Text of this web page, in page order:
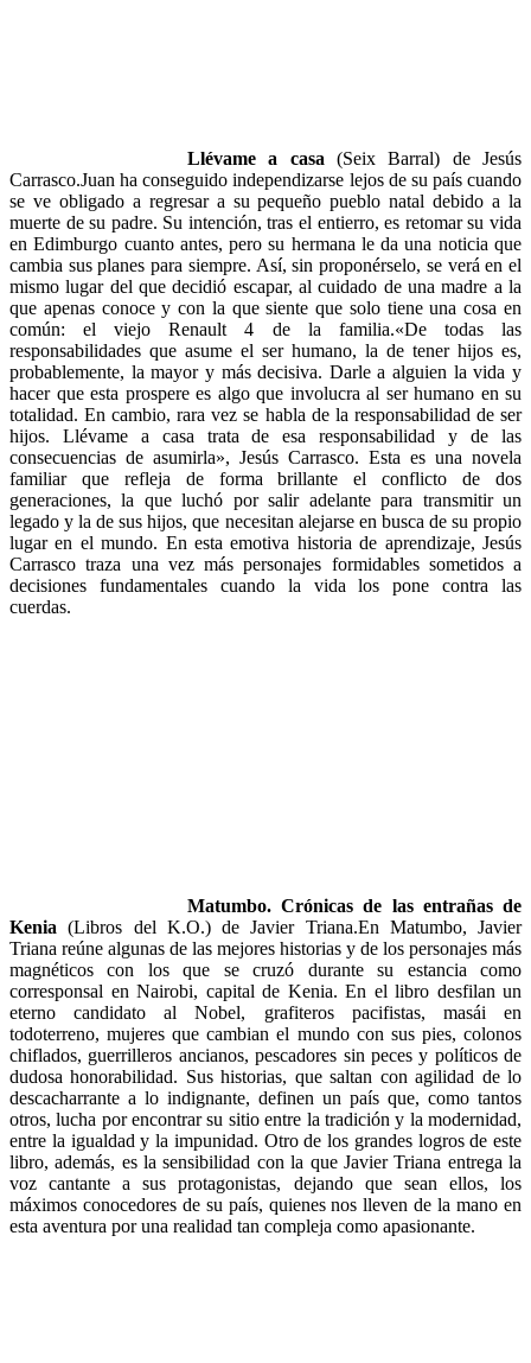
Llévame a casa (Seix Barral) de Jesús
Carrasco.Juan ha conseguido independizarse lejos de su país cuando
se ve obligado a regresar a su pequeño pueblo natal debido a la
muerte de su padre. Su intención, tras el entierro, es retomar su vida
en Edimburgo cuanto antes, pero su hermana le da una noticia que
cambia sus planes para siempre. Así, sin proponérselo, se verá en el
mismo lugar del que decidió escapar, al cuidado de una madre a la
que apenas conoce y con la que siente que solo tiene una cosa en
común: el viejo Renault 4 de la familia.«De todas las
responsabilidades que asume el ser humano, la de tener hijos es,
probablemente, la mayor y más decisiva. Darle a alguien la vida y
hacer que esta prospere es algo que involucra al ser humano en su
totalidad. En cambio, rara vez se habla de la responsabilidad de ser
hijos. Llévame a casa trata de esa responsabilidad y de las
consecuencias de asumirla», Jesús Carrasco. Esta es una novela
familiar que refleja de forma brillante el conflicto de dos
generaciones, la que luchó por salir adelante para transmitir un
legado y la de sus hijos, que necesitan alejarse en busca de su propio
lugar en el mundo. En esta emotiva historia de aprendizaje, Jesús
Carrasco traza una vez más personajes formidables sometidos a
decisiones fundamentales cuando la vida los pone contra las
cuerdas.
Matumbo. Crónicas de las entrañas de
Kenia (Libros del K.O.) de Javier Triana.En Matumbo, Javier
Triana reúne algunas de las mejores historias y de los personajes más
magnéticos con los que se cruzó durante su estancia como
corresponsal en Nairobi, capital de Kenia. En el libro desfilan un
eterno candidato al Nobel, grafiteros pacifistas, masái en
todoterreno, mujeres que cambian el mundo con sus pies, colonos
chiflados, guerrilleros ancianos, pescadores sin peces y políticos de
dudosa honorabilidad. Sus historias, que saltan con agilidad de lo
descacharrante a lo indignante, definen un país que, como tantos
otros, lucha por encontrar su sitio entre la tradición y la modernidad,
entre la igualdad y la impunidad. Otro de los grandes logros de este
libro, además, es la sensibilidad con la que Javier Triana entrega la
voz cantante a sus protagonistas, dejando que sean ellos, los
máximos conocedores de su país, quienes nos lleven de la mano en
esta aventura por una realidad tan compleja como apasionante.